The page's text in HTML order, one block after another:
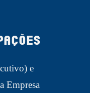
e
Empresa